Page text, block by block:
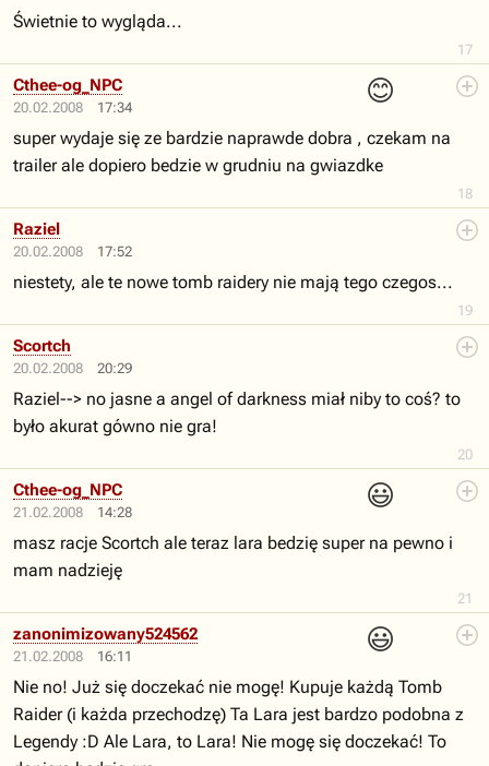
17
Świetnie to wygląda...
20.02.2008 17:34
😊
18
Cthee-og_NPC
super wydaje się ze bardzie naprawde dobra , czekam na
trailer ale dopiero bedzie w grudniu na gwiazdke
20.02.2008 17:52
19
Raziel
niestety, ale te nowe tomb raidery nie mają tego czegos...
20.02.2008 20:29
20
Scortch
Raziel--> no jasne a angel of darkness miał niby to coś? to
było akurat gówno nie gra!
21.02.2008 14:28
😃
21
Cthee-og_NPC
masz racje Scortch ale teraz lara bedzię super na pewno i
mam nadzieję
21.02.2008 16:11
😃
zanonimizowany524562
Nie no! Już się doczekać nie mogę! Kupuje każdą Tomb
Raider (i każda przechodzę) Ta Lara jest bardzo podobna z
Legendy :D Ale Lara, to Lara! Nie mogę się doczekać! To